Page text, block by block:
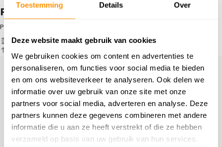
Toestemming Details Over
Deze website maakt gebruik van cookies
We gebruiken cookies om content en advertenties te
personaliseren, om functies voor social media te bieden
en om ons websiteverkeer te analyseren. Ook delen we
informatie over uw gebruik van onze site met onze
partners voor social media, adverteren en analyse. Deze
partners kunnen deze gegevens combineren met andere
informatie die u aan ze heeft verstrekt of die ze hebben
verzameld op basis van uw gebruik van hun services.
Producten getagd met oud
Producten
Filter
Hulp nodig?
Neem contact op met onze
klantenservice